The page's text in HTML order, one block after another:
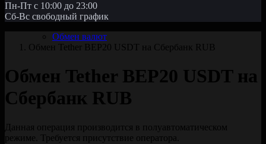
Пн-Пт с 10:00 до 23:00
Сб-Вс свободный график
Обмен валют
Обмен Tether BEP20 USDT на Сбербанк RUB
Обмен Tether BEP20 USDT на
Сбербанк RUB
Данная операция производится в полуавтоматическом
режиме. Требуется присутствие оператора.